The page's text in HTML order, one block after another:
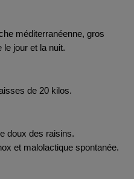
méditerranéenne, gros
jour et la nuit.
de 20 kilos.
doux des raisins.
et malolactique spontanée.